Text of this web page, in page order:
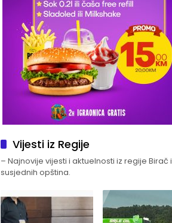
Vijesti iz Regije
– Najnovije vijesti i aktuelnosti iz regije Birač i
susjednih opština.